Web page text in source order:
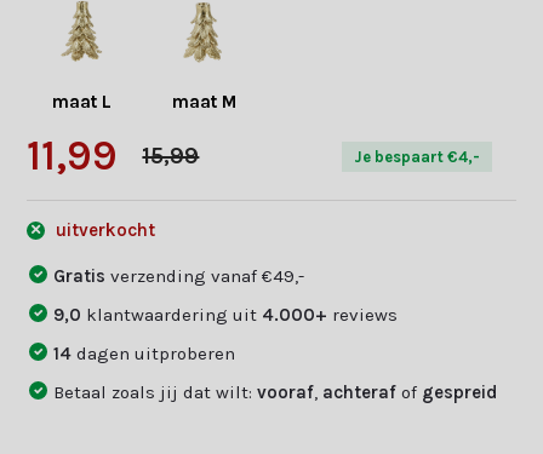
maat L maat M
11,99 15,99 Je bespaart €4,-
uitverkocht
Gratisverzending vanaf €49,-
9,0 klantwaardering uit 4.000+ reviews
14dagen uitproberen
Betaal zoals jij dat wilt:vooraf achteraf of gespreid